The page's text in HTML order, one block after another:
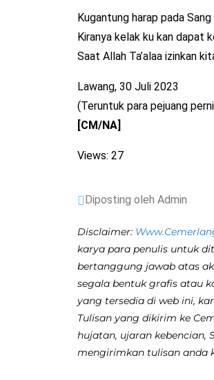
Kugantung harap pada
Kiranya kelak ku kan dapat
Saat Allah Ta’alaa izinkan
Lawang, 30 Juli 2023
(Teruntuk para pejuang
[CM/NA]
Views: 27
Diposting oleh Admin
Disclaimer:
karya para penulis untuk
bertanggung jawab atas
segala bentuk grafis atau
yang tersedia di web ini,
Tulisan yang dikirim ke
hujatan, ujaran kebencian,
mengirimkan tulisan anda